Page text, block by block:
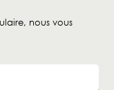
nous vous